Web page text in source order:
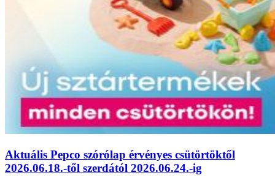
Aktuális Pepco szórólap érvényes csütörtöktől
2026.06.18.-től szerdától 2026.06.24.-ig